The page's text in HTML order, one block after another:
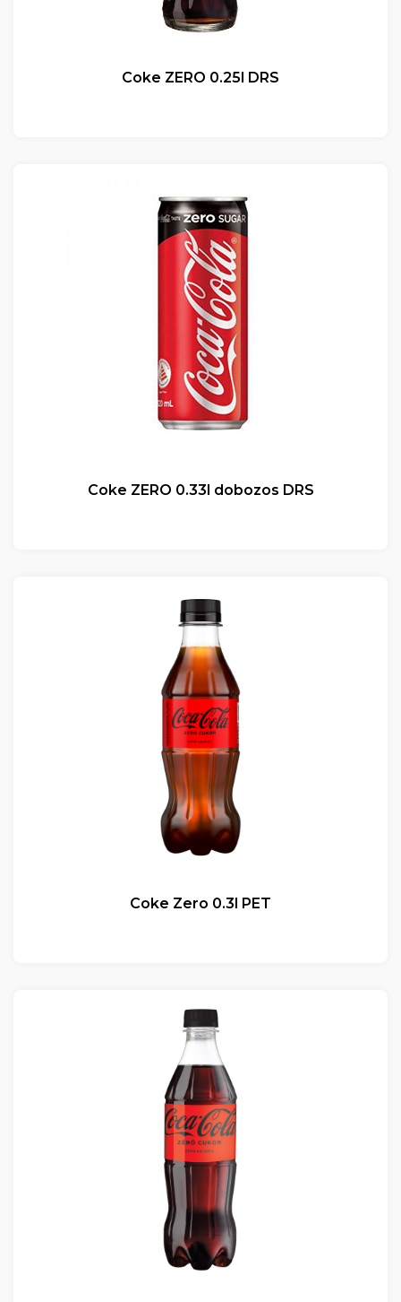
Coke ZERO 0.25l DRS
Coke ZERO 0.33l dobozos DRS
Coke Zero 0.3l PET